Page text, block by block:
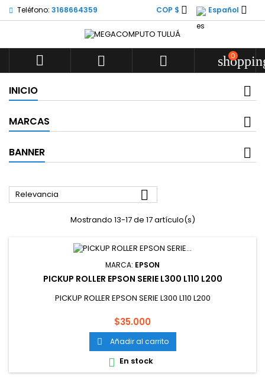
Teléfono: 3168664359 Español 
COP $ 
   0
INICIO
MARCAS
BANNER
Relevancia 
Mostrando 13-17 de 17 artículo(s)
MARCA: EPSON
PICKUP ROLLER EPSON SERIE L300 L110 L200
PICKUP ROLLER EPSON SERIE L300 L110 L200
Precio
$35.000
 Añadir al carrito
 En stock